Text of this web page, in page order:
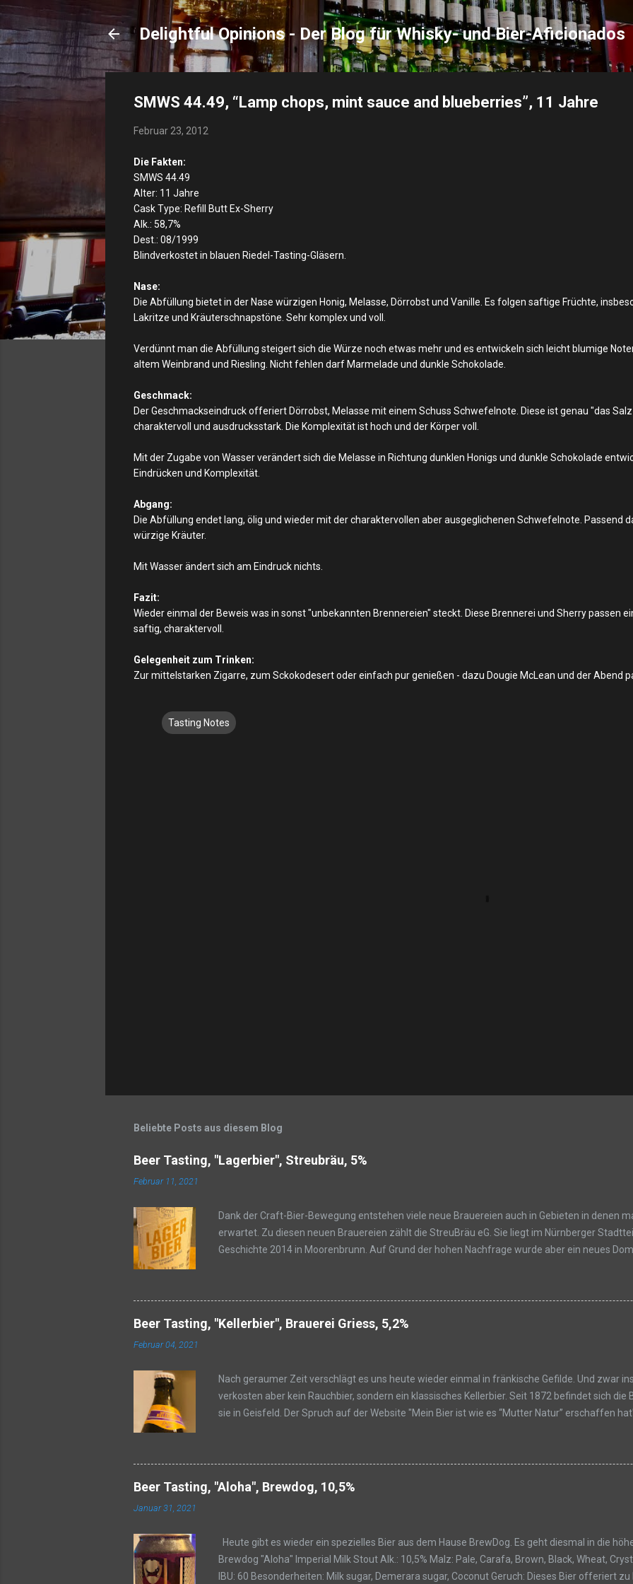
Direkt zum Hauptbereich
Delightful Opinions - Der Blog für Whisky- und Bier-Aficionados
SMWS 44.49, “Lamp chops, mint sauce and blueberries”, 11 Jahre
Februar 23, 2012
Die Fakten:
SMWS 44.49
Alter: 11 Jahre
Cask Type: Refill Butt Ex-Sherry
Alk.: 58,7%
Dest.: 08/1999
Blindverkostet in blauen Riedel-Tasting-Gläsern.
Nase:
Die Abfüllung bietet in der Nase würzigen Honig, Melasse, Dörrobst und Vanille. Es folgen saftige Früchte,
Lakritze und Kräuterschnapstöne. Sehr komplex und voll.
Verdünnt man die Abfüllung steigert sich die Würze noch etwas mehr und es entwickeln sich leicht blumige
altem Weinbrand und Riesling. Nicht fehlen darf Marmelade und dunkle Schokolade.
Geschmack:
Der Geschmackseindruck offeriert Dörrobst, Melasse mit einem Schuss Schwefelnote. Diese ist genau "das
charaktervoll und ausdrucksstark. Die Komplexität ist hoch und der Körper voll.
Mit der Zugabe von Wasser verändert sich die Melasse in Richtung dunklen Honigs und dunkle Schokolade
Eindrücken und Komplexität.
Abgang:
Die Abfüllung endet lang, ölig und wieder mit der charaktervollen aber ausgeglichenen Schwefelnote. Passend
würzige Kräuter.
Mit Wasser ändert sich am Eindruck nichts.
Fazit:
Wieder einmal der Beweis was in sonst "unbekannten Brennereien" steckt. Diese Brennerei und Sherry passen
saftig, charaktervoll.
Gelegenheit zum Trinken:
Zur mittelstarken Zigarre, zum Sckokodesert oder einfach pur genießen - dazu Dougie McLean und der Abend
Tasting Notes
Beliebte Posts aus diesem Blog
Beer Tasting, "Lagerbier", Streubräu, 5%
Februar 11, 2021
Dank der Craft-Bier-Bewegung entstehen viele neue Brauereien auch in Gebieten in denen
erwartet. Zu diesen neuen Brauereien zählt die StreuBräu eG. Sie liegt im Nürnberger
Geschichte 2014 in Moorenbrunn. Auf Grund der hohen Nachfrage wurde aber ein neues
Geruch bietet dieses Bier zu Beginn eine schöne Zitrusnote. Genauer eine Mischung aus
finden sich sogar leichte Ananas-Aromen. Dazu passend bildet eine runde weiche Malzbasis
Fruchtigkeit bleibt lange in der Nase erhalten und wird dabei weder zu stark stechend
Geschmack findet sich zu Beginn wieder die Fruchtigkeit des Hopfens. Auch hier
Beer Tasting, "Kellerbier", Brauerei Griess, 5,2%
Februar 04, 2021
Nach geraumer Zeit verschlägt es uns heute wieder einmal in fränkische Gefilde. Und zwar
verkosten aber kein Rauchbier, sondern ein klassisches Kellerbier. Seit 1872 befindet sich
sie in Geisfeld. Der Spruch auf der Website "Mein Bier ist wie es “Mutter Natur” erschaffen
Kellerbier Alk.: 5,2% Malz:k.A. Hopfen: k.A. IBU: k.A. Besonderheiten: k.A. Geruch: Dieses
Malzbasis. Ein Hauch Hopfen mit leichter Zitruscharakteristik arbeitet sich nach vorn und
Vollbiernote. Versteckt finden sich Aromen der Hefe wieder, die mit dem leicht trüben Anblick
Vertreter dieses Bierstils. Geschmack: Der Antrunk ist ...
Beer Tasting, "Aloha", Brewdog, 10,5%
Januar 31, 2021
Heute gibt es wieder ein spezielles Bier aus dem Hause BrewDog. Es geht diesmal in die
Brewdog "Aloha" Imperial Milk Stout Alk.: 10,5% Malz: Pale, Carafa, Brown, Black, Wheat,
IBU: 60 Besonderheiten: Milk sugar, Demerara sugar, Coconut Geruch: Dieses Bier offeriert zu